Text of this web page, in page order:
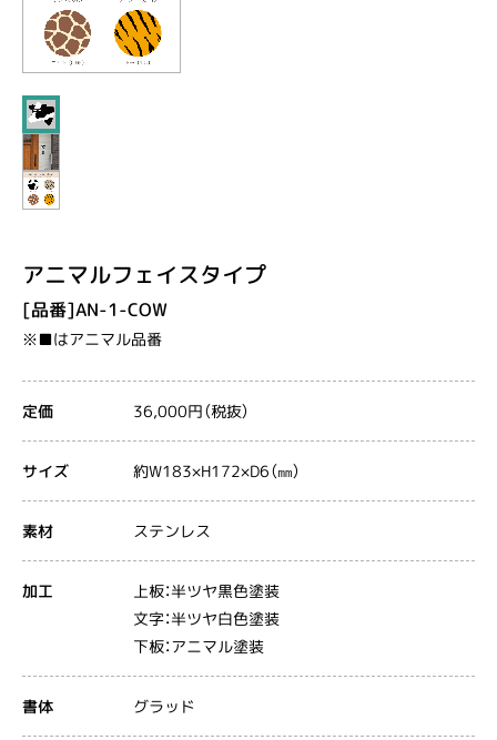
アニマルフェイスタイプ
[品番]AN-1-COW
※■はアニマル品番
定価 36,000円（税抜）
サイズ 約W183×H172×D6（㎜）
素材 ステンレス
加工
上板：半ツヤ黒色塗装
文字：半ツヤ白色塗装
下板：アニマル塗装
書体 グラッド